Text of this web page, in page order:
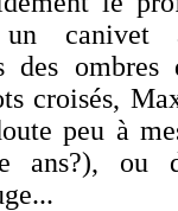
canivet
des
croisés,
peu à
ans?),